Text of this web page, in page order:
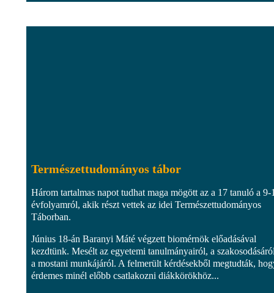
Természettudományos tábor
Három tartalmas napot tudhat maga mögött az a 17 tanuló a 9-
évfolyamról, akik részt vettek az idei Természettudományos
Táborban.
Június 18-án Baranyi Máté végzett biomérnök előadásával
kezdtünk. Mesélt az egyetemi tanulmányairól, a
a mostani munkájáról. A felmerült kérdésekből megtudták,
érdemes minél előbb csatlakozni diákkörökhöz...